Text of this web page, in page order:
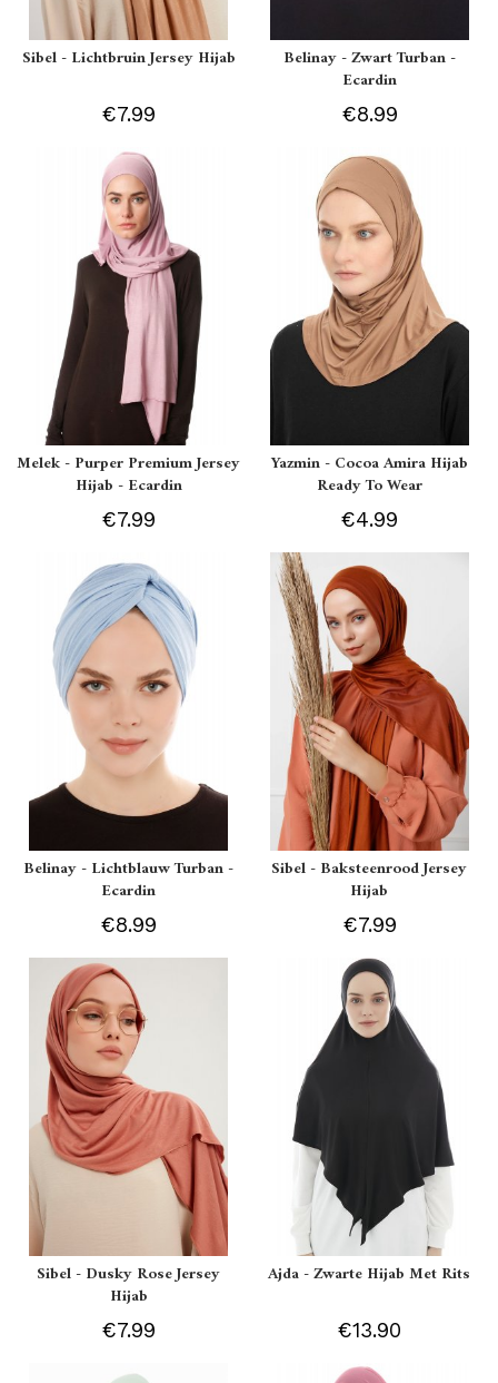
Sibel - Lichtbruin Jersey Hijab
€7.99
Belinay - Zwart Turban -
Ecardin
€8.99
Melek - Purper Premium Jersey
Hijab - Ecardin
€7.99
Yazmin - Cocoa Amira Hijab
Ready To Wear
€4.99
Belinay - Lichtblauw Turban -
Ecardin
€8.99
Sibel - Baksteenrood Jersey
Hijab
€7.99
Sibel - Dusky Rose Jersey
Hijab
€7.99
Ajda - Zwarte Hijab Met Rits
€13.90